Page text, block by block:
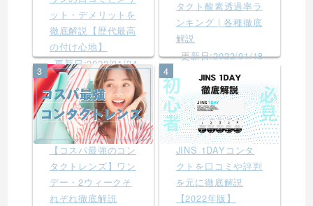
ット・デメリットを
徹底解説【歴代最高
の付け心地】
更新日:2022/01/24
タクト酸素透過率ラ
ンキング | 各種徹底
解説
更新日:2022/01/18
3
【コスパ最強のコン
タクトレンズ】ワン
デー・2ウィークそ
れぞれ徹底解説
4
JINS 1DAYコンタ
クトを口コミや評判
を元に徹底解説
【2022年版】